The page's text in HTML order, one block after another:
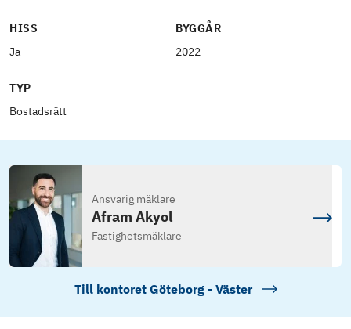
HISS
Ja
BYGGÅR
2022
TYP
Bostadsrätt
Ansvarig mäklare
Afram Akyol
Fastighetsmäklare
Till kontoret Göteborg - Väster